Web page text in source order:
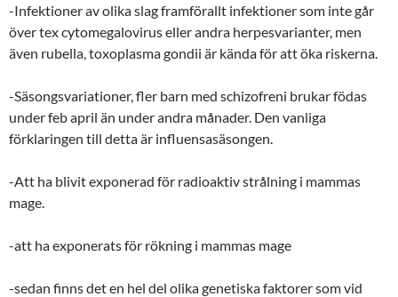
-Infektioner av olika slag framförallt infektioner som inte går
över tex cytomegalovirus eller andra herpesvarianter, men
även rubella, toxoplasma gondii är kända för att öka riskerna.
-Säsongsvariationer, fler barn med schizofreni brukar födas
under feb april än under andra månader. Den vanliga
förklaringen till detta är influensasäsongen.
-Att ha blivit exponerad för radioaktiv strålning i mammas
mage.
-att ha exponerats för rökning i mammas mage
-sedan finns det en hel del olika genetiska faktorer som vid